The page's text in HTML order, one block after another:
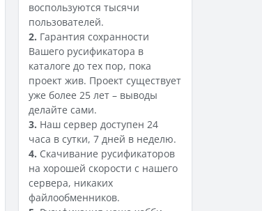
воспользуются тысячи
пользователей.
2. Гарантия сохранности
Вашего русификатора в
каталоге до тех пор, пока
проект жив. Проект существует
уже более 25 лет – выводы
делайте сами.
3. Наш сервер доступен 24
часа в сутки, 7 дней в неделю.
4. Скачивание русификаторов
на хорошей скорости с нашего
сервера, никаких
файлообменников.